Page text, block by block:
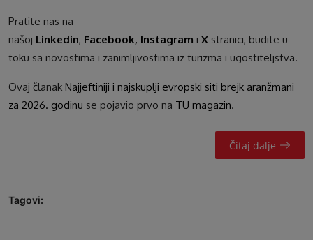
Pratite nas na
našoj Linkedin, Facebook, Instagram i X stranici, budite u
toku sa novostima i zanimljivostima iz turizma i ugostiteljstva.
Ovaj članak Najjeftiniji i najskuplji evropski siti brejk aranžmani
za 2026. godinu se pojavio prvo na TU magazin.
Čitaj dalje
Tagovi: